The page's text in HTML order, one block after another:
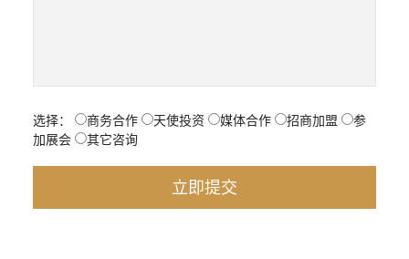
选择： 商务合作 天使投资 媒体合作 招商加盟
参
加展会
其它咨询